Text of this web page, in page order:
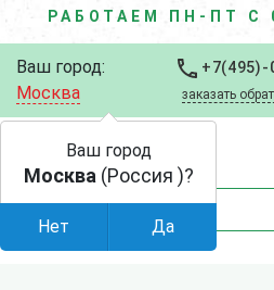
РАБОТАЕМ ПН-ПТ С
Ваш город:
Москва
+7(495)-
заказать
Ваш город
Москва (Россия )?
Нет Да